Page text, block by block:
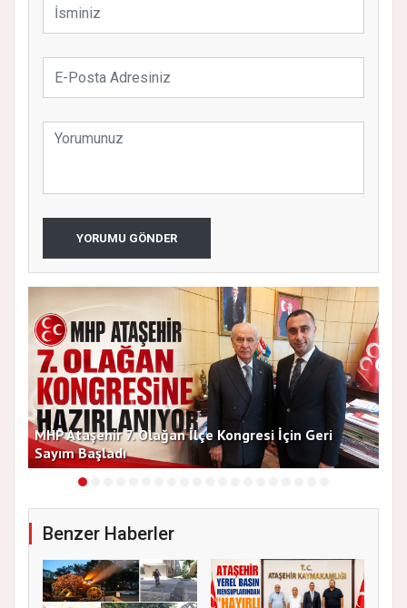
YORUMU GÖNDER
MHP Ataşehir 7. Olağan İlçe Kongresi İçin Geri
Sayım Başladı
Benzer Haberler